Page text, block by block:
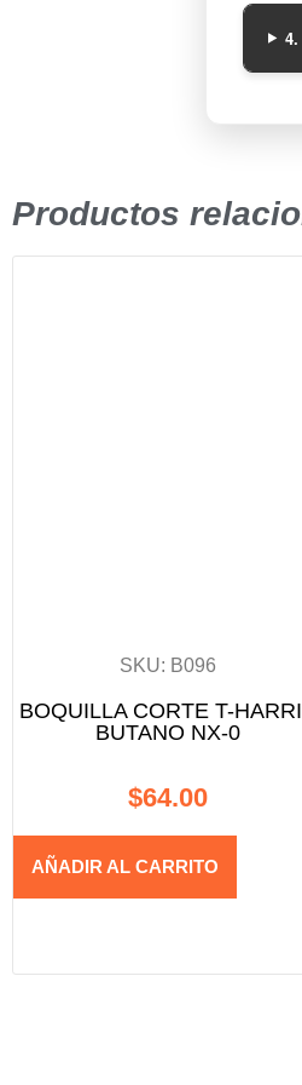
Productos
SKU: B096
BOQUILLA CORTE T-
BUTANO NX-0
$64.00
AÑADIR AL CARRITO